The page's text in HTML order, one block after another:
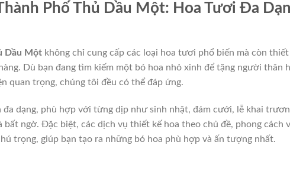
Phố Thủ Dầu Một: Hoa Tươi Đa
Dầu Một không chỉ cung cấp các loại hoa tươi phổ biến mà còn thiết
Dù bạn đang tìm kiếm một bó hoa nhỏ xinh để tặng người thân
quan trọng, chúng tôi đều có thể đáp ứng.
đa dạng, phù hợp với từng dịp như sinh nhật, đám cưới, lễ khai
bất ngờ. Đặc biệt, các dịch vụ thiết kế hoa theo chủ đề, phong cách
trọng, giúp bạn tạo ra những bó hoa phù hợp và ấn tượng nhất.